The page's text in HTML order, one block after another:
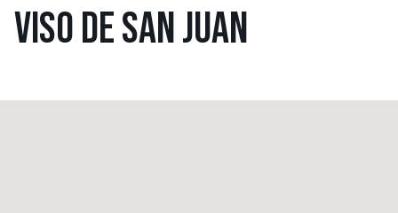
VISO DE SAN JUAN